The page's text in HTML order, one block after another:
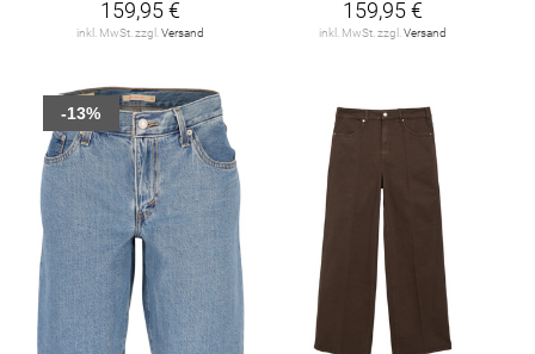
159,95 €
inkl. MwSt. zzgl. Versand
159,95 €
inkl. MwSt. zzgl. Versand
-13%